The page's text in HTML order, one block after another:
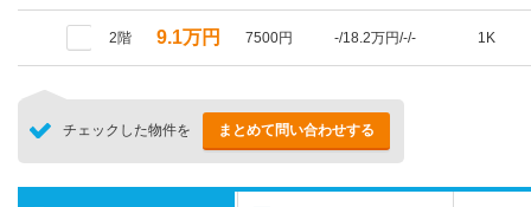
2階 9.1万円 7500円 -/18.2万円/-/- 1K
チェックした物件を まとめて問い合わせする